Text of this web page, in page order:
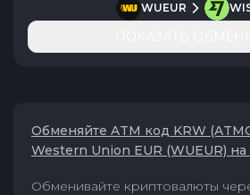
WUEUR
Обменяйте ATM код KRW
Western Union EUR (WUEUR)
Обменивайте криптовалюты